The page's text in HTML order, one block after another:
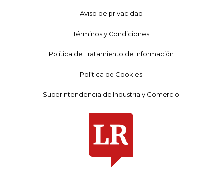
Aviso de privacidad
Términos y Condiciones
Política de Tratamiento de Información
Política de Cookies
Superintendencia de Industria y Comercio